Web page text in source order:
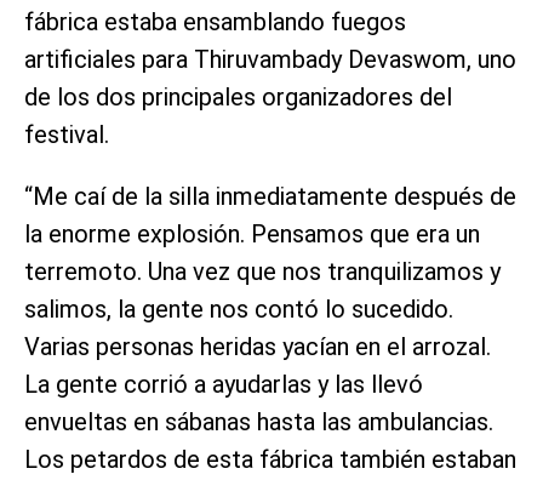
fábrica estaba ensamblando fuegos
artificiales para Thiruvambady Devaswom, uno
de los dos principales organizadores del
festival.
“Me caí de la silla inmediatamente después de
la enorme explosión. Pensamos que era un
terremoto. Una vez que nos tranquilizamos y
salimos, la gente nos contó lo sucedido.
Varias personas heridas yacían en el arrozal.
La gente corrió a ayudarlas y las llevó
envueltas en sábanas hasta las ambulancias.
Los petardos de esta fábrica también estaban